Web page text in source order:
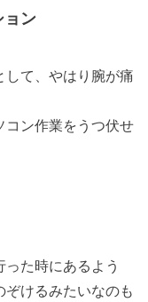
ョン
して、やはり腕が痛
コン作業をうつ伏せ
た時にあるよう
ぞけるみたいなのも